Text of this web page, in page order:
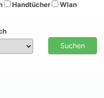
Handtücher Wlan
Suchen